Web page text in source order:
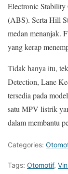
Electronic
(ABS). Serta Hill
medan menanjak.
yang kerap
Tidak hanya itu,
Detection, Lane
tersedia pada
satu MPV listrik
dalam membantu
Categories:
Tags: Otomotif,